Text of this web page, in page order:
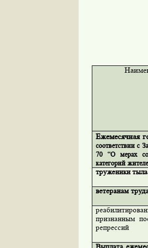
Ежемесячная
соответствии с
70 “О мерах
категорий
труженики
ветеранам
признанным
репрессий